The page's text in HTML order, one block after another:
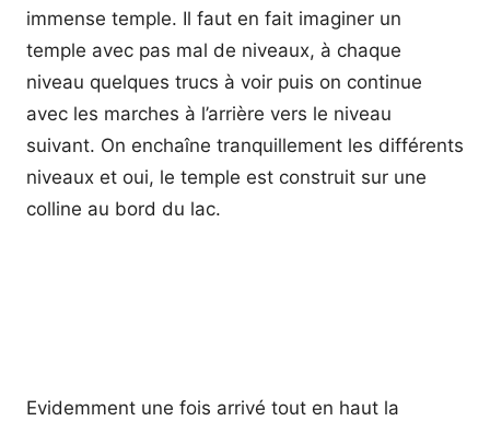
immense temple. Il faut en fait imaginer un
temple avec pas mal de niveaux, à chaque
niveau quelques trucs à voir puis on continue
avec les marches à l’arrière vers le niveau
suivant. On enchaîne tranquillement les différents
niveaux et oui, le temple est construit sur une
colline au bord du lac.
Evidemment une fois arrivé tout en haut la